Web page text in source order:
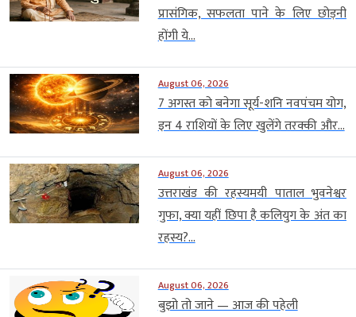
प्रासंगिक, सफलता पाने के लिए छोड़नी
होंगी ये...
August 06, 2026
7 अगस्त को बनेगा सूर्य-शनि नवपंचम योग,
इन 4 राशियों के लिए खुलेंगे तरक्की और...
August 06, 2026
उत्तराखंड की रहस्यमयी पाताल भुवनेश्वर
गुफा, क्या यहीं छिपा है कलियुग के अंत का
रहस्य?...
August 06, 2026
बुझो तो जाने — आज की पहेली